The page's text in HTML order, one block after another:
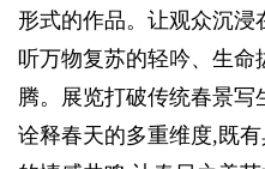
形式的作品。让观众沉
听万物复苏的轻吟、生命
腾。展览打破传统春景
诠释春天的多重维度,既